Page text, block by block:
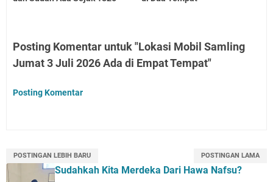
Posting Komentar untuk "Lokasi Mobil Samling
Jumat 3 Juli 2026 Ada di Empat Tempat"
Posting Komentar
POSTINGAN LEBIH BARU POSTINGAN LAMA
Sudahkah Kita Merdeka Dari Hawa Nafsu?